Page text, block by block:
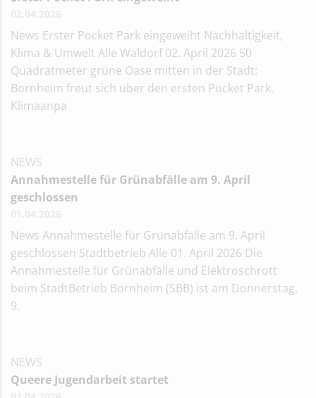
News Erster Pocket Park eingeweiht Nachhaltigkeit,
Klima & Umwelt Alle Waldorf 02. April 2026 50
Quadratmeter grüne Oase mitten in der Stadt:
Bornheim freut sich über den ersten Pocket Park.
Klimaanpa
NEWS
Annahmestelle für Grünabfälle am 9. April
geschlossen
News Annahmestelle für Grünabfälle am 9. April
geschlossen Stadtbetrieb Alle 01. April 2026 Die
Annahmestelle für Grünabfälle und Elektroschrott
beim StadtBetrieb Bornheim (SBB) ist am Donnerstag,
9.
NEWS
Queere Jugendarbeit startet